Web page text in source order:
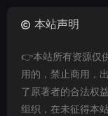
本站声明
👉本站所有资源仅
用的，禁止商用，
了原著者的合法权
组织，在未征得本